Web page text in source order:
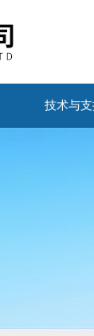
技术与